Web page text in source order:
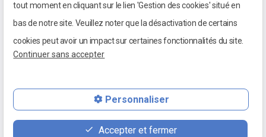
03 85 98 01 24
tout moment en cliquant sur le lien 'Gestion des cookies' situé en
bas de notre site. Veuillez noter que la désactivation de certains
cookies peut avoir un impact sur certaines fonctionnalités du site.
Continuer sans accepter
Personnaliser
Accepter et fermer